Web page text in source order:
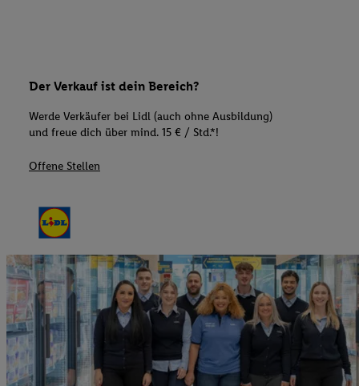
Der Verkauf ist dein Bereich?
Werde Verkäufer bei Lidl (auch ohne Ausbildung)
und freue dich über mind. 15 € / Std.*!
Offene Stellen